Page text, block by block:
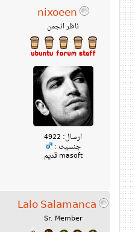
nixoeen
ناظر انجمن
ارسال: 4922
جنسیت :
masoft قدیم
Lalo Salamanca
Sr. Member